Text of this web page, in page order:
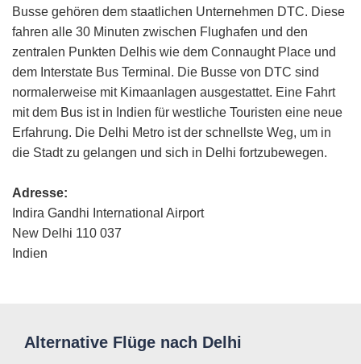
Busse gehören dem staatlichen Unternehmen DTC. Diese
fahren alle 30 Minuten zwischen Flughafen und den
zentralen Punkten Delhis wie dem Connaught Place und
dem Interstate Bus Terminal. Die Busse von DTC sind
normalerweise mit Kimaanlagen ausgestattet. Eine Fahrt
mit dem Bus ist in Indien für westliche Touristen eine neue
Erfahrung. Die Delhi Metro ist der schnellste Weg, um in
die Stadt zu gelangen und sich in Delhi fortzubewegen.
Adresse:
Indira Gandhi International Airport
New Delhi 110 037
Indien
Alternative Flüge nach Delhi